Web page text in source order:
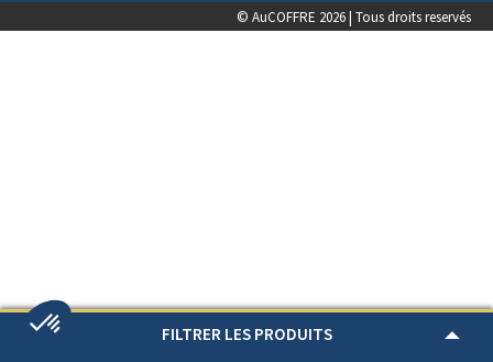
FILTRER LES PRODUITS
© AuCOFFRE 2026 | Tous droits reservés